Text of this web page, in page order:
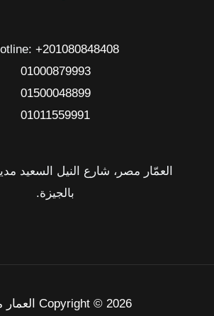
+201080848408
01000879993
01500048899
01011559991
العمّار مصر، شارع النيل السعيد
بالجيزة.
Copyright © 2026 العمار مصر